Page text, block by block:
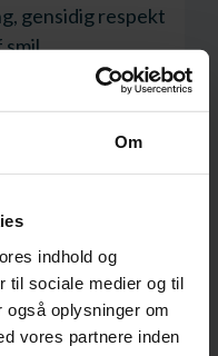
Om
indhold og
til sociale medier og til
oplysninger om
vores partnere inden
gensidig respekt
smil.